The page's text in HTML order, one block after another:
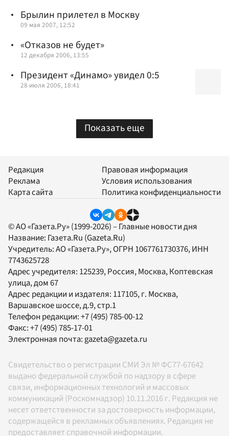
Брылин прилетел в Москву
09 мая 2007, 12:52
«Отказов не будет»
12 декабря 2006, 13:55
Президент «Динамо» увидел 0:5
28 июля 2006, 18:41
Показать еще
Редакция
Реклама
Карта сайта
Правовая информация
Условия использования
Политика конфиденциальности
© АО «Газета.Ру» (1999-2026) – Главные новости дня
Название: Газета.Ru (Gazeta.Ru)
Учредитель:АО «Газета.Ру», ОГРН 1067761730376, ИНН
7743625728
Адрес учредителя: 125239, Россия, Москва, Коптевская
улица, дом 67
Адрес редакции и издателя: 117105, г. Москва,
Варшавское шоссе, д.9, стр.1
Телефон редакции:+7 (495) 785-00-12
Факс:+7 (495) 785-17-01
Электронная почта: gazeta@gazeta.ru
Свидетельство о регистрации СМИ Эл № ФС77-67642
выдано федеральной службой по надзору в сфере
связи, информационных технологий и массовых
коммуникаций (Роскомнадзор) 10.11.2016 г. Редакция не
несет ответственности за достоверность информации,
содержащейся в рекламных объявлениях. Редакция не
предоставляет справочной информации.